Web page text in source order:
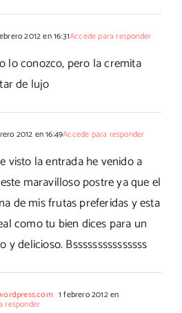
2012 en 16:31Accede para responder
lo conozco, pero la cremita
de lujo
2012 en 16:49Accede para responder
visto la entrada he venido a
maravilloso postre ya que el
de mis frutas preferidas y esta
como tu bien dices para un
y delicioso. Bsssssssssssssss
1 febrero 2012 en
responder